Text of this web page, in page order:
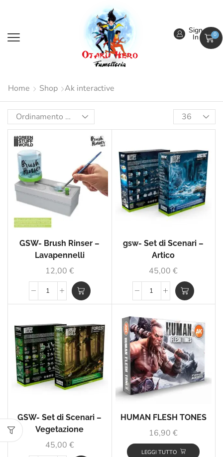
Sign
In 0
Home Shop Ak interactive
GSW- Brush Rinser –
Lavapennelli
12,00 €
gsw- Set di Scenari –
Artico
45,00€
GSW- Set di Scenari –
Vegetazione
45,00 €
HUMAN FLESH TONES
16,90€
LEGGI TUTTO